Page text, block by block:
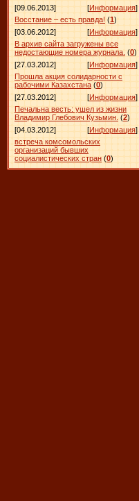
[09.06.2013]
[Информация]
Восстание – есть правда! (1)
[03.06.2012]
[Информация]
В архив сайта загружены все
недостающие номера журнала. (0)
[27.03.2012]
[Информация]
Прошла акция солидарности с
рабочими Казахстана (0)
[27.03.2012]
[Информация]
Печальна весть: ушел из жизни
Владимир Глебович Кузьмин. (2)
[04.03.2012]
[Информация]
встреча комсомольских
организаций бывших
социалистических стран (0)